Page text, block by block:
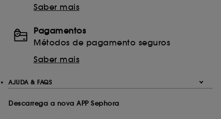
Saber mais
Pagamentos
Métodos de pagamento seguros
Saber mais
AJUDA & FAQS
Descarrega a nova APP Sephora
Se desejares mais informações sobre os cookies